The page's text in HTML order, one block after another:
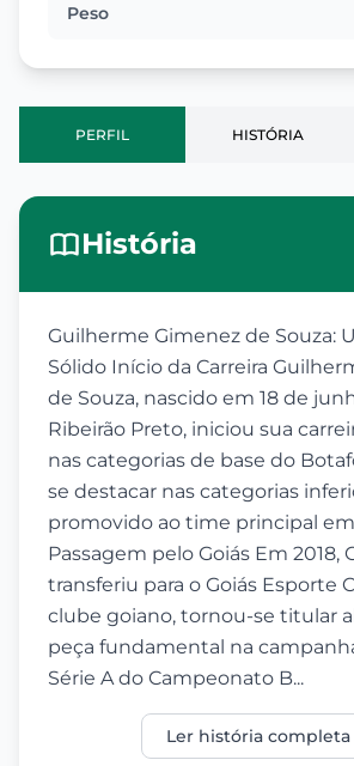
Peso
PERFIL HISTÓRIA
História
Guilherme Gimenez de Souza:
Sólido Início da Carreira
de Souza, nascido em 18 de
Ribeirão Preto, iniciou sua
nas categorias de base do
se destacar nas categorias
promovido ao time principal em
Passagem pelo Goiás Em 2018,
transferiu para o Goiás Esporte
clube goiano, tornou-se titular
peça fundamental na
Série A do Campeonato B...
Ler história completa